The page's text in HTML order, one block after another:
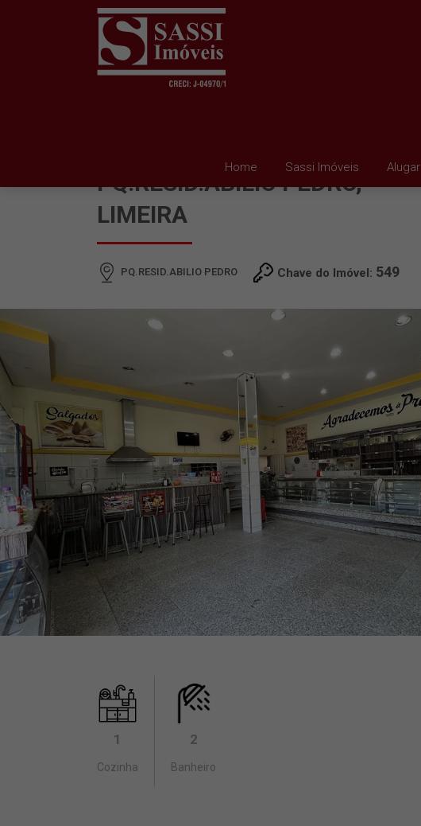
Home Sassi Imóveis Alugar
PQ.RESID.ABILIO PEDRO,
LIMEIRA
PQ.RESID.ABILIO PEDRO Chave do Imóvel: 549
1
Cozinha
2
Banheiro